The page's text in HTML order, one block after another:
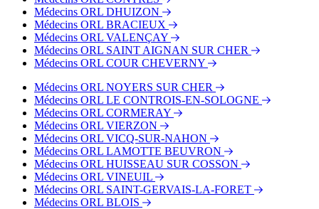
Médecins ORL DHUIZON
Médecins ORL BRACIEUX
Médecins ORL VALENÇAY
Médecins ORL SAINT AIGNAN SUR CHER
Médecins ORL COUR CHEVERNY
Médecins ORL NOYERS SUR CHER
Médecins ORL LE CONTROIS-EN-SOLOGNE
Médecins ORL CORMERAY
Médecins ORL VIERZON
Médecins ORL VICQ-SUR-NAHON
Médecins ORL LAMOTTE BEUVRON
Médecins ORL HUISSEAU SUR COSSON
Médecins ORL VINEUIL
Médecins ORL SAINT-GERVAIS-LA-FORET
Médecins ORL BLOIS